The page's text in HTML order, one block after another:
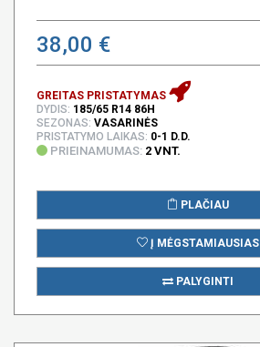
38,00 €
GREITAS PRISTATYMAS
DYDIS: 185/65 R14 86H
SEZONAS: VASARINĖS
PRISTATYMO LAIKAS: 0-1 D.D.
PRIEINAMUMAS: 2 VNT.
PLAČIAU
Į MĖGSTAMIAUSIAS
PALYGINTI